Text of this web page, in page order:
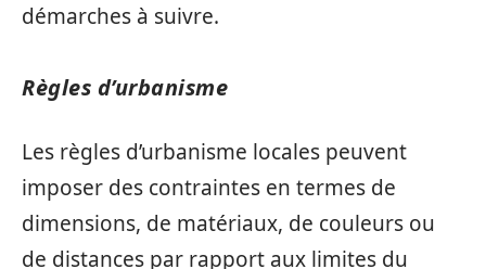
démarches à suivre.
Règles d’urbanisme
Les règles d’urbanisme locales peuvent
imposer des contraintes en termes de
dimensions, de matériaux, de couleurs ou
de distances par rapport aux limites du